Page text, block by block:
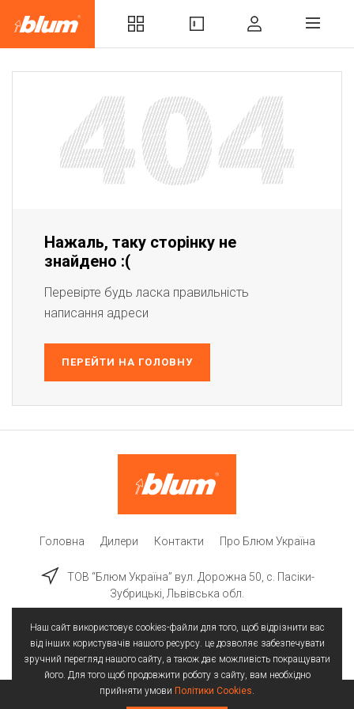
Нажаль, таку сторінку не
знайдено :(
Перевірте будь ласка правильність
написання адреси
ПЕРЕЙТИ НА ГОЛОВНУ
Головна Дилери Контакти Про Блюм Україна
ТОВ “Блюм Україна” вул. Дорожна 50, c. Пасіки-
Зубрицькі, Львівська обл.
Наш сайт використовує cookies-файли для того, щоб відрізнити вас
від інших користувачів нашого ресурсу. це дозволяє забезпечувати
зручний перегляд нашого сайту, а також дає можливість покращувати
його. Для того щоб продовжити роботу з сайту, вам необхідно
прийняти умови Політики Cookies.